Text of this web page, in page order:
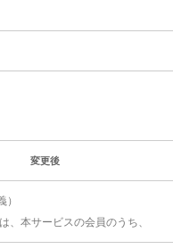
変更後
、本サービスの会員のうち、